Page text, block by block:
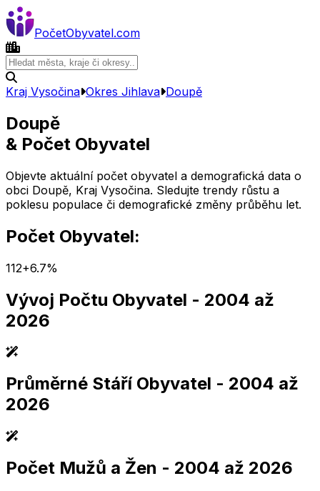
PočetObyvatel.com
Kraj Vysočina Okres Jihlava Doupě
Doupě
& Počet Obyvatel
Objevte aktuální počet obyvatel a demografická data o
obci Doupě, Kraj Vysočina. Sledujte trendy růstu a
poklesu populace či demografické změny průběhu let.
Počet Obyvatel:
112+6.7%
Vývoj Počtu Obyvatel - 2004 až
2026
2,005 2,010 2,015 2,020 2,025
2,005 2,010 2,015 2,020 2,025
Průměrné Stáří Obyvatel - 2004 až
2026
2,005 2,010 2,015 2,020 2,025
2,005 2,010 2,015 2,020 2,025
Počet Mužů a Žen - 2004 až 2026